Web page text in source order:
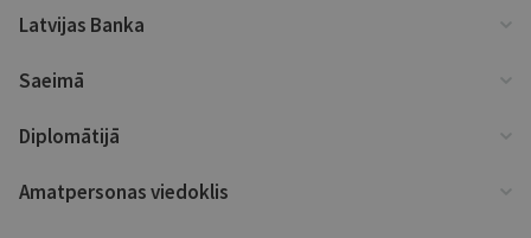
Latvijas Banka
Saeimā
Diplomātijā
Amatpersonas viedoklis